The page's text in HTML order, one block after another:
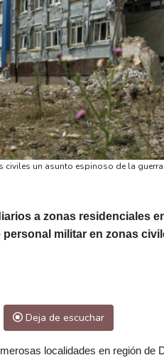
civiles un asunto espinoso de la
a zonas residenciales
militar en zonas
Deja de escuchar
localidades en región de